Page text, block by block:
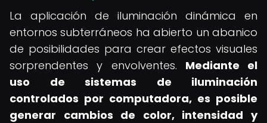
La aplicación de iluminación dinámica en
entornos subterráneos ha abierto un abanico
de posibilidades para crear efectos visuales
sorprendentes y envolventes. Mediante el
uso de sistemas de iluminación
controlados por computadora, es posible
generar cambios de color, intensidad y